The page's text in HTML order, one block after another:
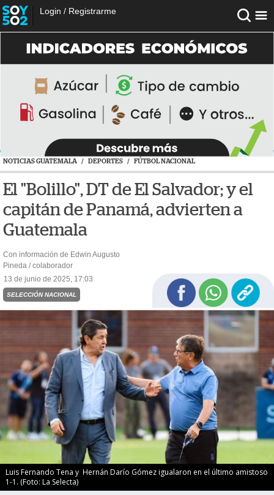
Login / Registrarme
NOTICIAS GUATEMALA / DEPORTES / FÚTBOL NACIONAL
El "Bolillo", DT de El Salvador; y el
capitán de Panamá, advierten a
Guatemala
Con información de Edwin Augusto
Pineda / colaborador
13 de junio de 2025, 17:03
SELECCIÓN NACIONAL
Luis Fernando Tena y Hernán Darío Gómez igualaron en el último amistoso
1-1. (Foto: La Selecta)